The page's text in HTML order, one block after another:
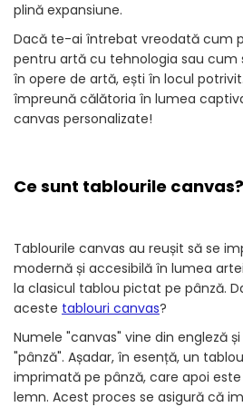
plină expansiune.
Dacă te-ai întrebat vreodată cum
pentru artă cu tehnologia sau cum
în opere de artă, ești în locul
împreună călătoria în lumea
canvas personalizate!
Ce sunt tablourile canvas?
Tablourile canvas au reușit să se
modernă și accesibilă în lumea
la clasicul tablou pictat pe pânză.
aceste tablouri canvas?
Numele "canvas" vine din engleză
"pânză". Așadar, în esență, un
imprimată pe pânză, care apoi
lemn. Acest proces se asigură că